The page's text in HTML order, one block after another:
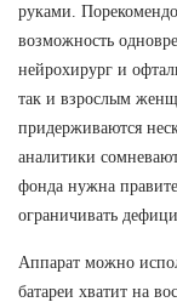
руками.
возможность
нейрохирург и
так и взрослым
придерживаются
аналитики
фонда нужна
ограничивать
Аппарат можно
батареи хватит на